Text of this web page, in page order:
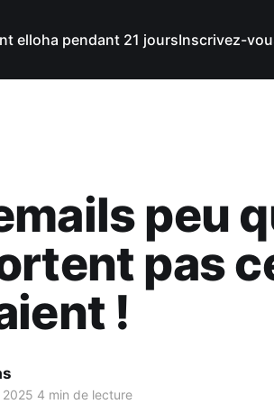
elloha pendant 21 joursInscrivez-
peu
pas
!
2025 4 min de lecture